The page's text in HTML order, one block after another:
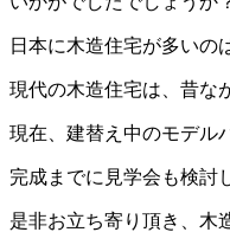
日本に木造住宅が多いの
現代の木造住宅は、昔な
現在、建替え中のモデル
完成までに見学会も検討
是非お立ち寄り頂き、木